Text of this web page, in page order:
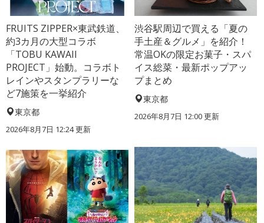
FRUITS ZIPPER×東武鉄道、
約3カ月の大型コラボ
「TOBU KAWAII
PROJECT」始動。コラボト
レインやスタンプラリーな
ど7施策を一挙紹介
東京都
2026年8月7日 12:24更新
渋谷駅周辺で買える「夏の
手土産＆グルメ」を紹介！
常温OKの限定お菓子・スパ
イス総菜・最新ポップアッ
プまとめ
東京都
2026年8月7日 12:00更新